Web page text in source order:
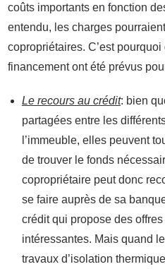
coûts importants en fonction
entendu, les charges
copropriétaires. C’est
financement ont été prévus
Le recours au crédit: bien
partagées entre les
l’immeuble, elles peuvent
de trouver le fonds
copropriétaire peut donc
se faire auprès de sa
crédit qui propose des
intéressantes. Mais quand
travaux d’isolation